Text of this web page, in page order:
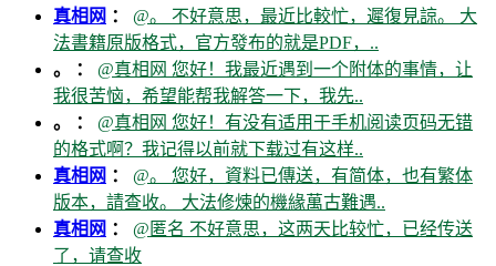
真相网 ： @。 不好意思，最近比較忙，遲復見諒。 大
法書籍原版格式，官方發布的就是PDF，..
。 ： @真相网 您好！我最近遇到一个附体的事情，让
我很苦恼，希望能帮我解答一下，我先..
。 ： @真相网 您好！有没有适用于手机阅读页码无错
的格式啊？我记得以前就下载过有这样..
真相网 ： @。 您好，資料已傳送，有简体，也有繁体
版本，請查收。 大法修煉的機緣萬古難遇..
真相网 ： @匿名 不好意思，这两天比较忙，已经传送
了，请查收